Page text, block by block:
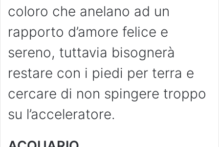
coloro che anelano ad un
rapporto d’amore felice e
sereno, tuttavia bisognerà
restare con i piedi per terra e
cercare di non spingere troppo
su l’acceleratore.